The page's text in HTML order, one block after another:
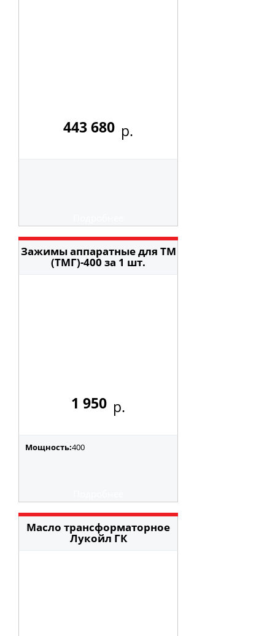
443 680 р.
Зажимы аппаратные для ТМ
(ТМГ)-400 за 1 шт.
1 950 р.
Мощность:400
Масло трансформаторное
Лукойл ГК